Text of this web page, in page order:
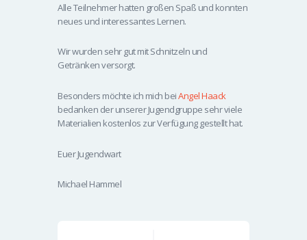
Alle Teilnehmer hatten großen Spaß und konnten
neues und interessantes Lernen.
Wir wurden sehr gut mit Schnitzeln und
Getränken versorgt.
Besonders möchte ich mich beiAngel Haack
bedanken der unserer Jugendgruppe sehr viele
Materialien kostenlos zur Verfügung gestellt hat.
Euer Jugendwart
Michael Hammel